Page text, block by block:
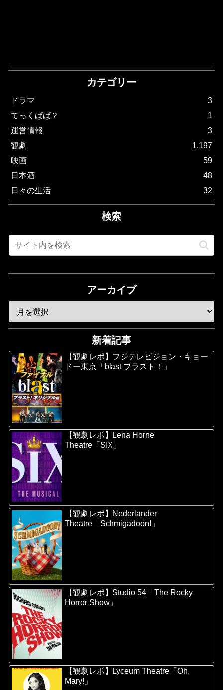
カテゴリー
ドラマ
3
てっくぱぱ？
1
運営情報
3
観劇
1,197
映画
59
日本酒
48
日々の生活
32
検索
アーカイブ
新着記事
【観劇レポ】フジテレビジョン・キョー
ドー東京「blast ブラスト！」
【観劇レポ】Lena Horne
Theatre「SIX」
【観劇レポ】Nederlander
Theatre「Schmigadoon!」
【観劇レポ】Studio 54「The Rocky
Horror Show」
【観劇レポ】Lyceum Theatre「Oh,
Mary!」